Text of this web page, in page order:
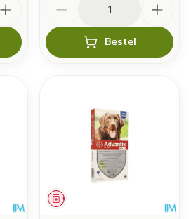
Bestel
Geneesmiddel